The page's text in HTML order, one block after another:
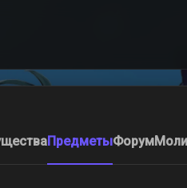
ПредметыФорум